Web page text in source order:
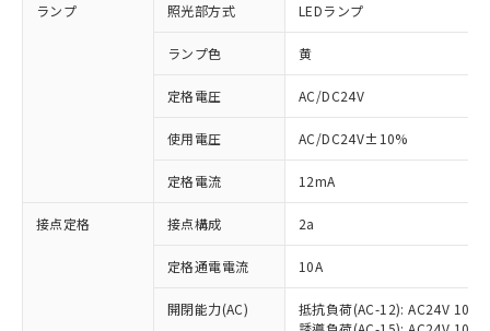
ランプ 照光部方式 LEDランプ
ランプ色 黄
定格電圧 AC/DC24V
使用電圧 AC/DC24V±10%
定格電流 12mA
接点定格 接点構成 2a
定格通電電流 10A
開閉能力(AC)
抵抗負荷(AC-12): AC24V 10A/
ご利用条件
※1 対応状況
対応済み：EU RoHS指令（10物質）の
非含有に対応した製品が提供可能な商品で
す。
対応予定：EU RoHS指令（10物質）の非含
有に対応した製品に切り替える予定のある
対応予定なし：EU RoHS指令（10物質）の